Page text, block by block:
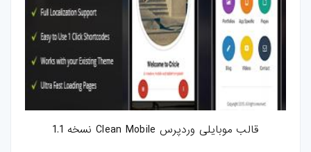
قالب موبایلی وردپرس Clean Mobile نسخه 1.1